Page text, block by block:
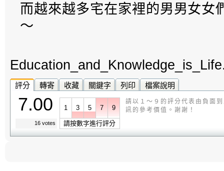
而越來越多宅在家裡的男男女女
～
評分 轉寄 收藏 關鍵字 列印 檔案說明
7.00
16 votes
1 3 5 7 9
請按數字進行評分
請以１～９的評分代表由負面
訊的參考價值。謝謝！